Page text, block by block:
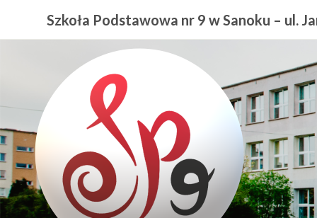
treści
Szkoła Podstawowa nr 9 w Sanoku – ul.